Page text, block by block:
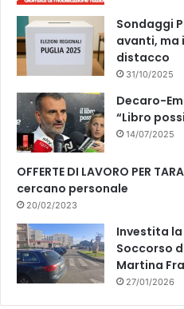
Sondaggi
avanti, ma
distacco
31/10/2025
Decaro-
“Libro
14/07/2025
OFFERTE DI LAVORO PER
cercano personale
20/02/2023
Investita
Soccorso
Martina
27/01/2026